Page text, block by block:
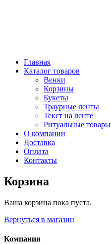
Главная
Каталог товаров
Венки
Корзины
Букеты
Траурные ленты
Текст на ленте
Ритуальные товары
О компании
Доставка
Оплата
Контакты
Корзина
Ваша корзина пока пуста.
Вернуться в магазин
Компания